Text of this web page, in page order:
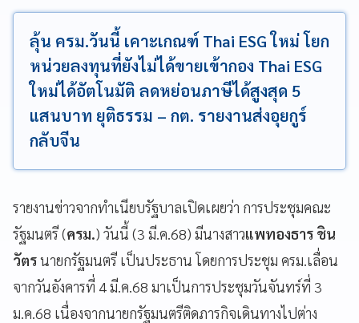
ลุ้น ครม.วันนี้ เคาะเกณฑ์ Thai ESG ใหม่ โยก
หน่วยลงทุนที่ยังไม่ได้ขายเข้ากอง Thai ESG
ใหม่ได้อัตโนมัติ ลดหย่อนภาษีได้สูงสุด 5
แสนบาท ยุติธรรม – กต. รายงานส่งอุยกูร์
กลับจีน
รายงานข่าวจากทำเนียบรัฐบาลเปิดเผยว่า การประชุมคณะ
รัฐมนตรี (ครม.) วันนี้ (3 มี.ค.68) มีนางสาวแพทองธาร ชิน
วัตรนายกรัฐมนตรี เป็นประธาน โดยการประชุม ครม.เลื่อน
จากวันอังคารที่ 4 มี.ค.68 มาเป็นการประชุมวันจันทร์ที่ 3
ม.ค.68 เนื่องจากนายกรัฐมนตรีติดภารกิจเดินทางไปต่าง